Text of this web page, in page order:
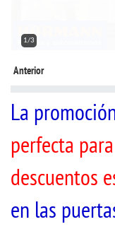
2/3
Anterior
La
perfecta
descuentos
en las